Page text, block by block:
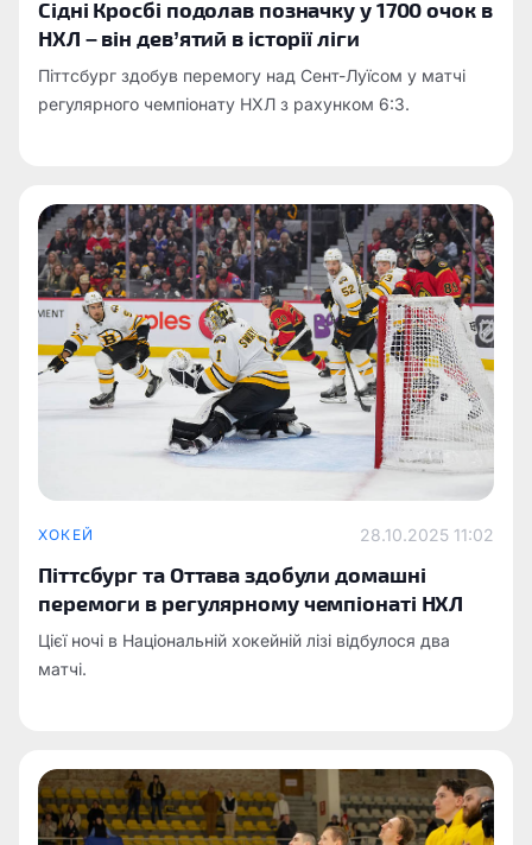
Сідні Кросбі подолав позначку у 1700 очок в
НХЛ – він дев’ятий в історії ліги
Піттсбург здобув перемогу над Сент-Луїсом у матчі
регулярного чемпіонату НХЛ з рахунком 6:3.
ХОКЕЙ 28.10.2025 11:02
Піттсбург та Оттава здобули домашні
перемоги в регулярному чемпіонаті НХЛ
Цієї ночі в Національній хокейній лізі відбулося два
матчі.